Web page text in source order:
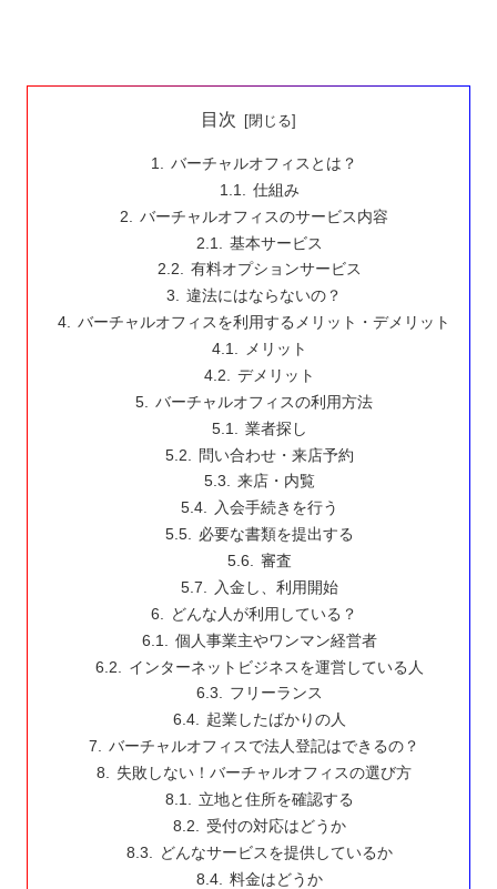
目次
バーチャルオフィスとは？
仕組み
バーチャルオフィスのサービス内容
基本サービス
有料オプションサービス
違法にはならないの？
バーチャルオフィスを利用するメリット・デメリット
メリット
デメリット
バーチャルオフィスの利用方法
業者探し
問い合わせ・来店予約
来店・内覧
入会手続きを行う
必要な書類を提出する
審査
入金し、利用開始
どんな人が利用している？
個人事業主やワンマン経営者
インターネットビジネスを運営している人
フリーランス
起業したばかりの人
バーチャルオフィスで法人登記はできるの？
失敗しない！バーチャルオフィスの選び方
立地と住所を確認する
受付の対応はどうか
どんなサービスを提供しているか
料金はどうか